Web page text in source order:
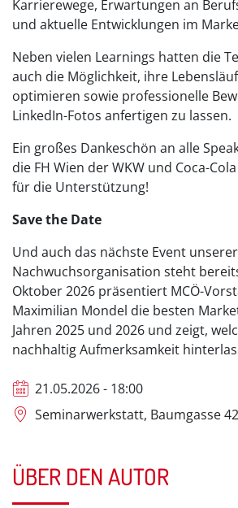
Karrierewege, Erwartungen an
und aktuelle Entwicklungen im
Neben vielen Learnings hatten die
auch die Möglichkeit, ihre
optimieren sowie professionelle
LinkedIn-Fotos anfertigen zu lassen.
Ein großes Dankeschön an alle
die FH Wien der WKW und Coca-
für die Unterstützung!
Save the Date
Und auch das nächste Event unserer
Nachwuchsorganisation steht
Oktober 2026 präsentiert MCÖ-
Maximilian Mondel die besten
Jahren 2025 und 2026 und zeigt,
nachhaltig Aufmerksamkeit
21.05.2026 - 18:00
Seminarwerkstatt, Baumgasse
ÜBER DEN AUTOR